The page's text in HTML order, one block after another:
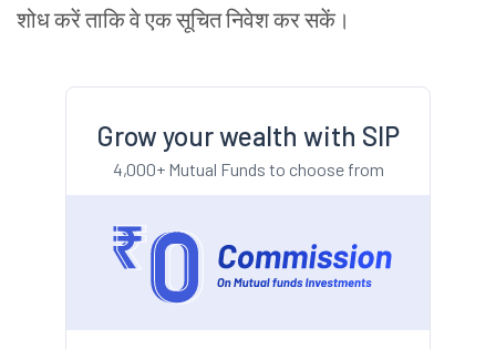
शोध करें ताकि वे एक सूचित निवेश कर सकें।
Grow your wealth with SIP
4,000+ Mutual Funds to choose from